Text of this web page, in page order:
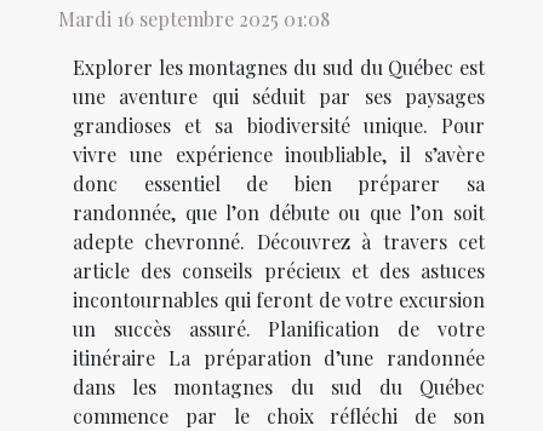
Mardi 16 septembre 2025 01:08
Explorer les montagnes du sud du Québec est
une aventure qui séduit par ses paysages
grandioses et sa biodiversité unique. Pour
vivre une expérience inoubliable, il s’avère
donc essentiel de bien préparer sa
randonnée, que l’on débute ou que l’on soit
adepte chevronné. Découvrez à travers cet
article des conseils précieux et des astuces
incontournables qui feront de votre excursion
un succès assuré. Planification de votre
itinéraire La préparation d’une randonnée
dans les montagnes du sud du Québec
commence par le choix réfléchi de son